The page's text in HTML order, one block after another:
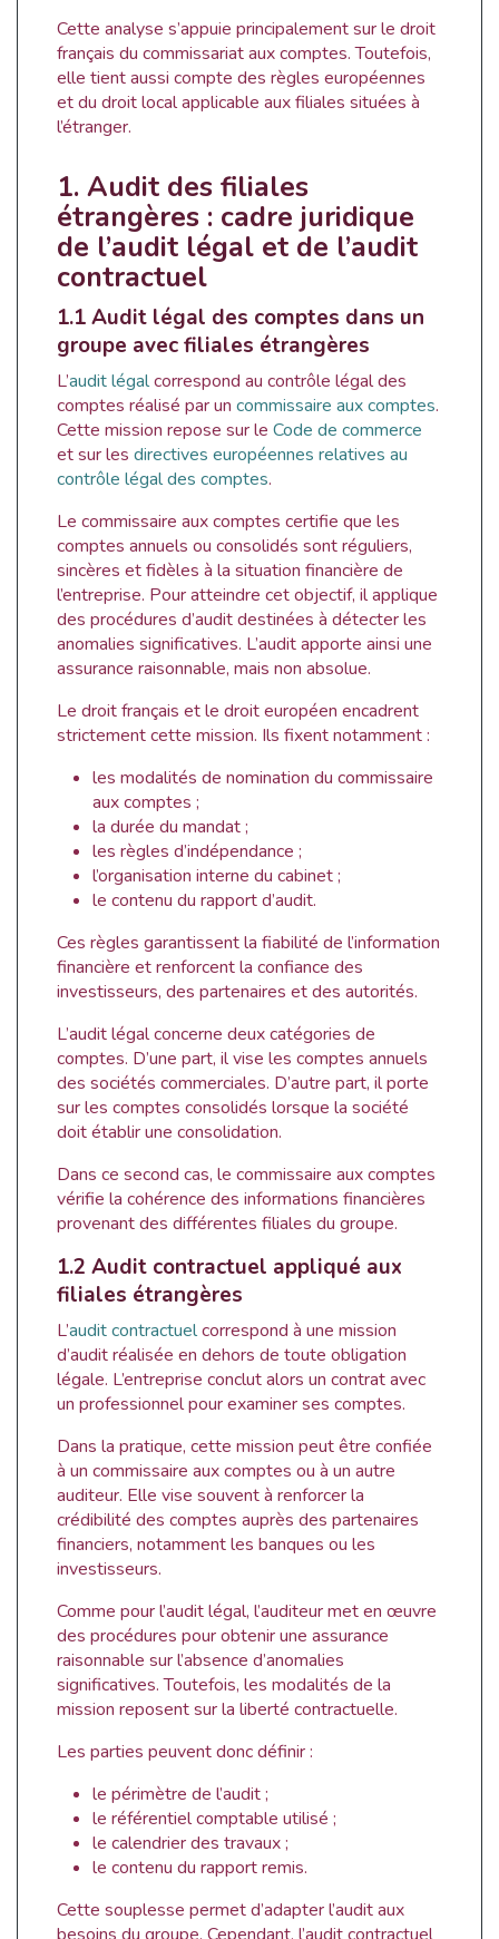
Cette analyse s’appuie principalement sur le droit
français du commissariat aux comptes. Toutefois,
elle tient aussi compte des règles européennes
et du droit local applicable aux filiales situées à
l’étranger.
1. Audit des filiales
étrangères : cadre juridique
de l’audit légal et de l’audit
contractuel
1.1 Audit légal des comptes dans un
groupe avec filiales étrangères
L’audit légalcorrespond au contrôle légal des
comptes réalisé par un commissaire aux comptes.
Cette mission repose sur le Code de commerce
et sur les directives européennes relatives au
contrôle légal des comptes.
Le commissaire aux comptes certifie que les
comptes annuels ou consolidés sont réguliers,
sincères et fidèles à la situation financière de
l’entreprise. Pour atteindre cet objectif, il applique
des procédures d’audit destinées à détecter les
anomalies significatives. L’audit apporte ainsi une
assurance raisonnable, mais non absolue.
Le droit français et le droit européen encadrent
strictement cette mission. Ils fixent notamment :
les modalités de nomination du commissaire
aux comptes ;
la durée du mandat ;
les règles d’indépendance ;
l’organisation interne du cabinet ;
le contenu du rapport d’audit.
Ces règles garantissent la fiabilité de l’information
financière et renforcent la confiance des
investisseurs, des partenaires et des autorités.
L’audit légal concerne deux catégories de
comptes. D’une part, il vise les comptes annuels
des sociétés commerciales. D’autre part, il porte
sur les comptes consolidés lorsque la société
doit établir une consolidation.
Dans ce second cas, le commissaire aux comptes
vérifie la cohérence des informations financières
provenant des différentes filiales du groupe.
1.2 Audit contractuel appliqué aux
filiales étrangères
L’audit contractuelcorrespond à une mission
d’audit réalisée en dehors de toute obligation
légale. L’entreprise conclut alors un contrat avec
un professionnel pour examiner ses comptes.
Dans la pratique, cette mission peut être confiée
à un commissaire aux comptes ou à un autre
auditeur. Elle vise souvent à renforcer la
crédibilité des comptes auprès des partenaires
financiers, notamment les banques ou les
investisseurs.
Comme pour l’audit légal, l’auditeur met en œuvre
des procédures pour obtenir une assurance
raisonnable sur l’absence d’anomalies
significatives. Toutefois, les modalités de la
mission reposent sur la liberté contractuelle.
Les parties peuvent donc définir :
le périmètre de l’audit ;
le référentiel comptable utilisé ;
le calendrier des travaux ;
le contenu du rapport remis.
Cette souplesse permet d’adapter l’audit aux